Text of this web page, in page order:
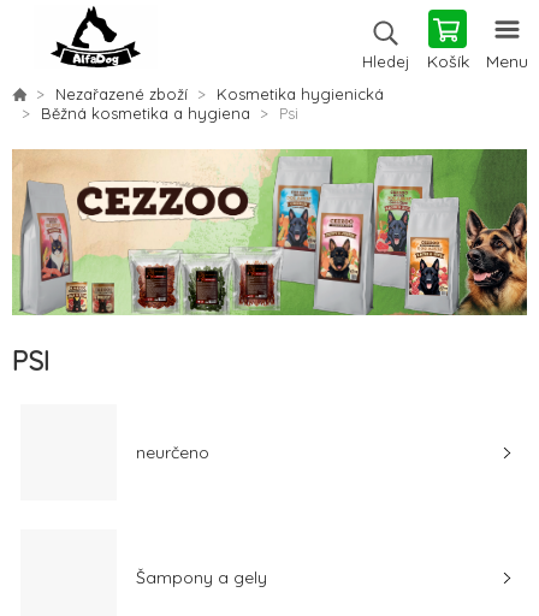
Hledej Košík Menu
Nezařazené zboží
Kosmetika hygienická
Běžná kosmetika a hygiena
Psi
PSI
neurčeno
Šampony a gely